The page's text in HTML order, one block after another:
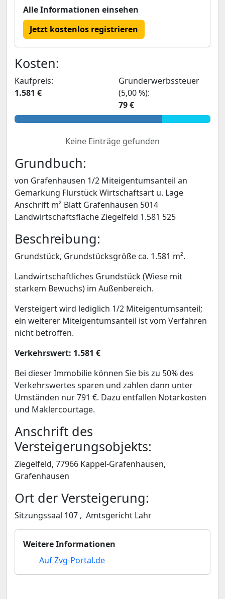
Alle Informationen einsehen
Jetzt kostenlos registrieren
Kosten:
Kaufpreis:
1.581 €
Grunderwerbssteuer
(5,00 %):
79 €
Keine Einträge gefunden
Grundbuch:
von Grafenhausen 1/2 Miteigentumsanteil an
Gemarkung Flurstück Wirtschaftsart u. Lage
Anschrift m² Blatt Grafenhausen 5014
Landwirtschaftsfläche Ziegelfeld 1.581 525
Beschreibung:
Grundstück, Grundstücksgröße ca. 1.581 m².
Landwirtschaftliches Grundstück (Wiese mit
starkem Bewuchs) im Außenbereich.
Versteigert wird lediglich 1/2 Miteigentumsanteil;
ein weiterer Miteigentumsanteil ist vom Verfahren
nicht betroffen.
Verkehrswert: 1.581 €
Bei dieser Immobilie können Sie bis zu 50% des
Verkehrswertes sparen und zahlen dann unter
Umständen nur 791 €. Dazu entfallen Notarkosten
und Maklercourtage.
Anschrift des
Versteigerungsobjekts:
Ziegelfeld, 77966 Kappel-Grafenhausen,
Grafenhausen
Ort der Versteigerung:
Sitzungssaal 107 , Amtsgericht Lahr
Weitere Informationen
Auf Zvg-Portal.de